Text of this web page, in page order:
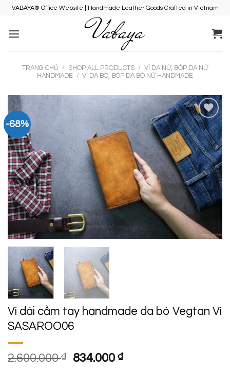
Skip
content
VABAYA® Office Website | Handmade Leather Goods Crafted in Vietnam
TRANG CHỦ / SHOP ALL PRODUCTS /
VÍ DA NỮ, BÓP DA NỮ
HANDMADE
/ VÍ DA BÒ, BÓP DA BÒ NỮ HANDMADE
-68%
Add to
Wishlist
Ví dài cầm tay handmade da bò Vegtan Ví
SASAROO06
2.600.000₫
Giá
834.000₫Giá